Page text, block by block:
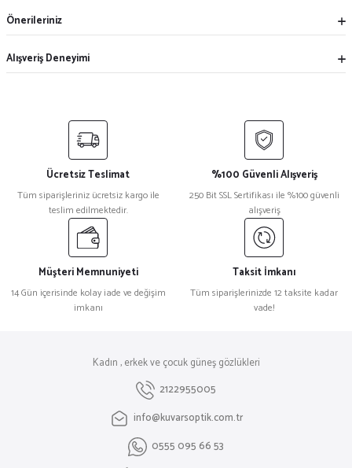
Önerileriniz
Alışveriş Deneyimi
Ücretsiz Teslimat
Tüm siparişleriniz ücretsiz kargo ile
teslim edilmektedir.
%100 Güvenli Alışveriş
250 Bit SSL Sertifikası ile %100 güvenli
alışveriş
Müşteri Memnuniyeti
14 Gün içerisinde kolay iade ve değişim
imkanı
Taksit İmkanı
Tüm siparişlerinizde 12 taksite kadar
vade!
Kadın , erkek ve çocuk güneş gözlükleri
2122955005
info@kuvarsoptik.com.tr
0555 095 66 53